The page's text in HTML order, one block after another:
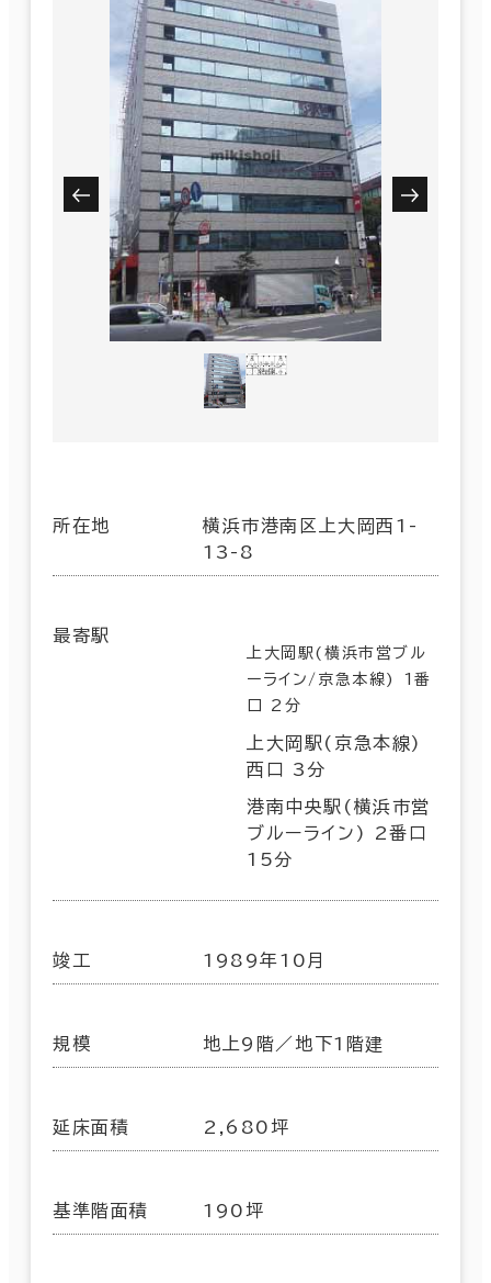
所在地
横浜市港南区上大岡西1-
13-8
最寄駅
上大岡駅(横浜市営ブル
ーライン/京急本線) 1番
口 2分
上大岡駅(京急本線)
西口 3分
港南中央駅(横浜市営
ブルーライン) 2番口
15分
竣工 1989年10月
規模 地上9階／地下1階建
延床面積 2,680坪
基準階面積 190坪